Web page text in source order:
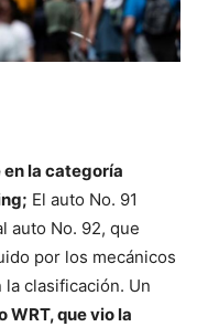
la categoría
El auto No. 91
auto No. 92, que
por los mecánicos
clasificación. Un
WRT, que vio la